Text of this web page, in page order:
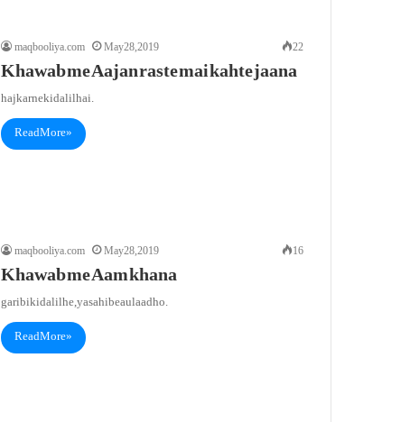
maqbooliya.com May 28, 2019 22
Khawab me Aajan raste mai kahte jaana
haj karneki dalil hai.
Read More »
maqbooliya.com May 28, 2019 16
Khawab me Aam khana
garibi ki dalil he, ya sahibe aulaad ho.
Read More »